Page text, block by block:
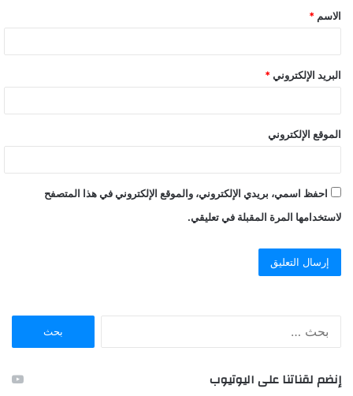
*
الاسم *
البريد الإلكتروني *
الموقع الإلكتروني
احفظ اسمي، بريدي الإلكتروني، والموقع الإلكتروني في هذا المتصفح
لاستخدامها المرة المقبلة في تعليقي.
إنضم لقناتنا على اليوتيوب